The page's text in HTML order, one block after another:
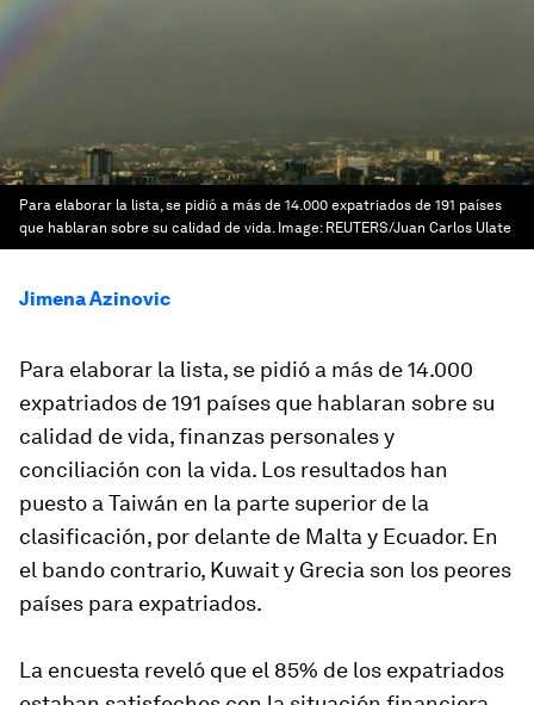
Para elaborar la lista, se pidió a más de 14.000 expatriados de 191 países
que hablaran sobre su calidad de vida. Image: REUTERS/Juan Carlos Ulate
Jimena Azinovic
Para elaborar la lista, se pidió a más de 14.000
expatriados de 191 países que hablaran sobre su
calidad de vida, finanzas personales y
conciliación con la vida. Los resultados han
puesto a Taiwán en la parte superior de la
clasificación, por delante de Malta y Ecuador. En
el bando contrario, Kuwait y Grecia son los peores
países para expatriados.
La encuesta reveló que el 85% de los expatriados